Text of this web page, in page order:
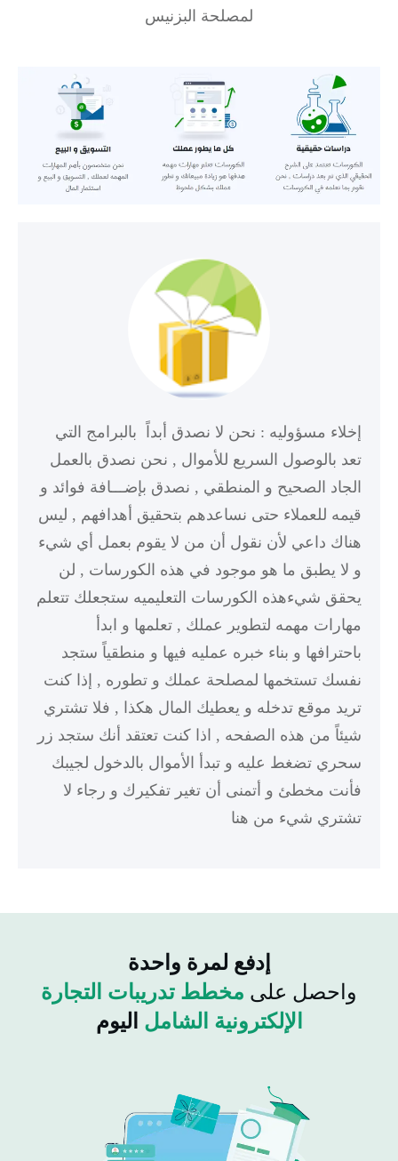
لمصلحة البزنيس
إخلاء مسؤوليه : نحن لا نصدق أبداً بالبرامج التي
تعد بالوصول السريع للأموال , نحن نصدق بالعمل
الجاد الصحيح و المنطقي , نصدق بإضـــافة فوائد و
قيمه للعملاء حتى نساعدهم بتحقيق أهدافهم , ليس
هناك داعي لأن نقول أن من لا يقوم بعمل أي شيء
و لا يطبق ما هو موجود في هذه الكورسات , لن
يحقق شيءهذه الكورسات التعليميه ستجعلك تتعلم
مهارات مهمه لتطوير عملك , تعلمها و ابدأ
باحترافها و بناء خبره عمليه فيها و منطقياً ستجد
نفسك تستخمها لمصلحة عملك و تطوره , إذا كنت
تريد موقع تدخله و يعطيك المال هكذا , فلا تشتري
شيئاً من هذه الصفحه , اذا كنت تعتقد أنك ستجد زر
سحري تضغط عليه و تبدأ الأموال بالدخول لجيبك
فأنت مخطئ و أتمنى أن تغير تفكيرك و رجاء لا
تشتري شيء من هنا
إدفع لمرة واحدة
واحصل على مخطط تدريبات التجارة
الإلكترونية الشامل اليوم